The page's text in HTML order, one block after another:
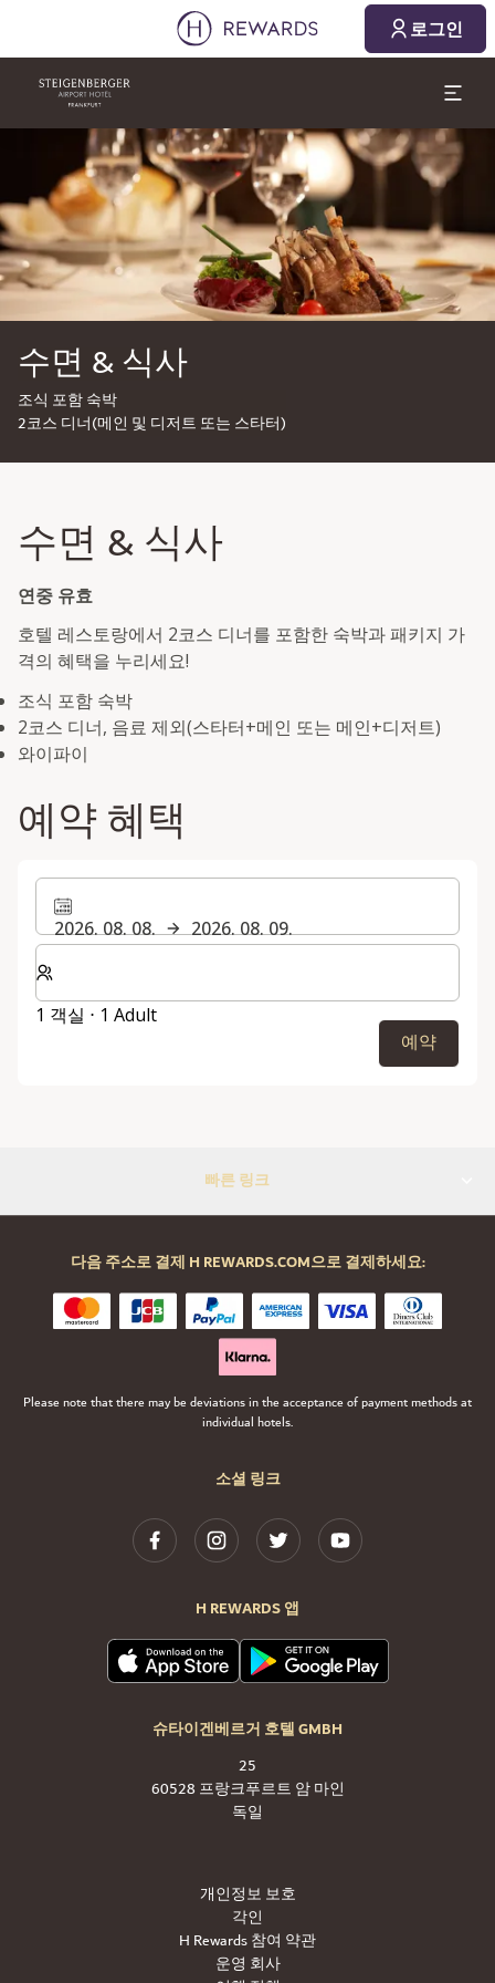
로그인
슬라이드 1 의 1
수면 & 식사
조식 포함 숙박
2코스 디너(메인 및 디저트 또는 스타터)
수면 & 식사
연중 유효
호텔 레스토랑에서 2코스 디너를 포함한 숙박과 패키지 가
격의 혜택을 누리세요!
조식 포함 숙박
2코스 디너, 음료 제외(스타터+메인 또는 메인+디저트)
와이파이
예약 혜택
2026. 08. 08.
2026. 08. 09.
숙박할 객실 및 게스트 수 선택
1 객실 ⋅ 1 Adult
예약
빠른 링크
소셜 링크
H REWARDS 앱
슈타이겐베르거 호텔 GMBH
25
60528 프랑크푸르트 암 마인
독일
다음 주소로 결제 H REWARDS.COM으로 결제하세요:
Please note that there may be deviations in the acceptance of payment methods at
individual hotels.
개인정보 보호
각인
H Rewards 참여 약관
운영 회사